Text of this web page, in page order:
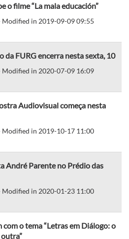
o filme “La mala educación”
in 2019-09-09 09:55
da FURG encerra nesta sexta, 10
in 2020-07-09 16:09
Audiovisual começa nesta
in 2019-10-17 11:00
André Parente no Prédio das
in 2020-01-23 11:00
o tema “Letras em Diálogo: o